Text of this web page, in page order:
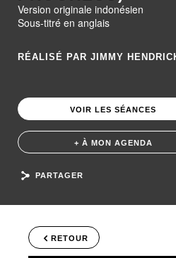
Version originale indonésien
Sous-titré en anglais
RÉALISÉ PAR JIMMY
VOIR LES SÉANCES
+ À MON AGENDA
PARTAGER
RETOUR